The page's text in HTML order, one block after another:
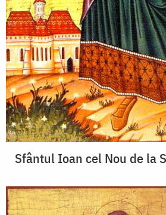
Sfântul Ioan cel Nou de la